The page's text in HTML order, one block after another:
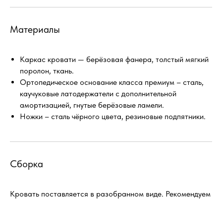
Материалы
Каркас кровати — берёзовая фанера, толстый мягкий
поролон, ткань.
Ортопедическое основание класса премиум – сталь,
каучуковые латодержатели с дополнительной
амортизацией, гнутые берёзовые ламели.
Ножки – сталь чёрного цвета, резиновые подпятники.
Сборка
Кровать поставляется в разобранном виде. Рекомендуем